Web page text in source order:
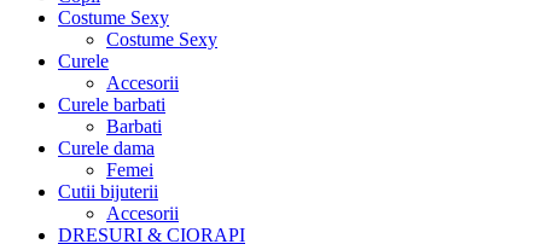
Costume Sexy
Costume Sexy
Curele
Accesorii
Curele barbati
Barbati
Curele dama
Femei
Cutii bijuterii
Accesorii
DRESURI & CIORAPI